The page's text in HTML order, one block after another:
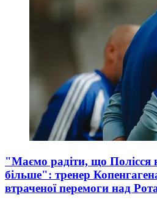
"Маємо радіти, що Полісся
більше": тренер
втраченої перемоги над